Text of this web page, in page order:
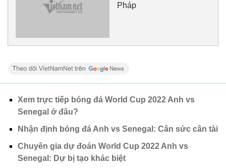
Pháp
Xem trực tiếp bóng đá World Cup 2022 Anh vs
Senegal ở đâu?
Nhận định bóng đá Anh vs Senegal: Cân sức cân tài
Chuyên gia dự đoán World Cup 2022 Anh vs
Senegal: Dự bị tạo khác biệt